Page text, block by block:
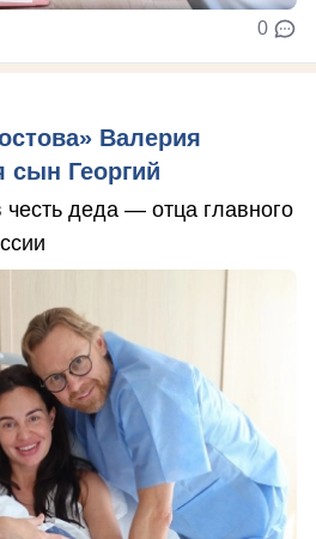
0
Валерия
сын Георгий
деда — отца главного